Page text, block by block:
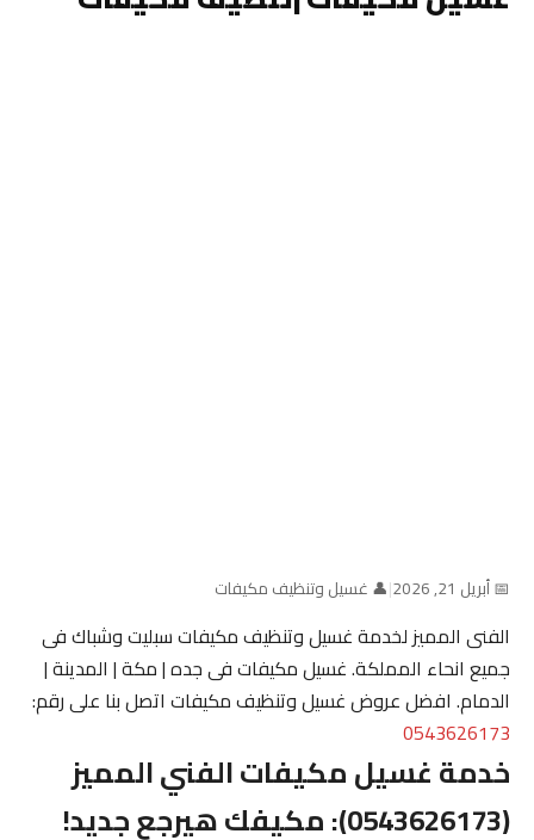
📅 أبريل 21, 2026 |👤 غسيل وتنظيف مكيفات
الفنى المميز لخدمة غسيل وتنظيف مكيفات سبليت وشباك فى
جميع انحاء المملكة. غسيل مكيفات فى جده | مكة | المدينة |
الدمام. افضل عروض غسيل وتنظيف مكيفات اتصل بنا على رقم:
0543626173
خدمة غسيل مكيفات الفني المميز